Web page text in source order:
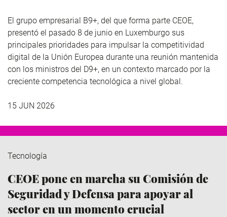
El grupo empresarial B9+, del que forma parte CEOE,
presentó el pasado 8 de junio en Luxemburgo sus
principales prioridades para impulsar la competitividad
digital de la Unión Europea durante una reunión mantenida
con los ministros del D9+, en un contexto marcado por la
creciente competencia tecnológica a nivel global.
15 JUN 2026
Tecnología
CEOE pone en marcha su Comisión de
Seguridad y Defensa para apoyar al
sector en un momento crucial